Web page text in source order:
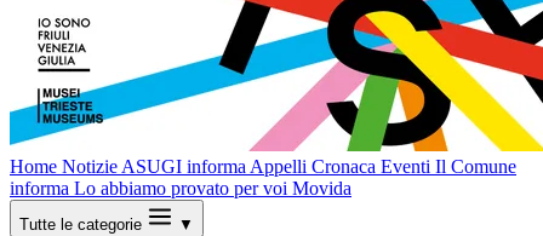
Home Notizie ASUGI informa Appelli Cronaca Eventi Il Comune
informa Lo abbiamo provato per voi Movida
Tutte le categorie ▼